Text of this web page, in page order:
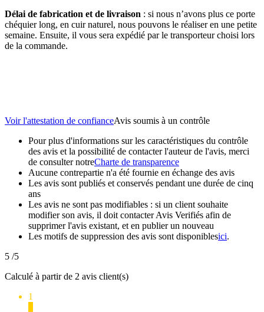
Délai de fabrication et de livraison : si nous n’avons plus ce porte
chéquier long, en cuir naturel, nous pouvons le réaliser en une petite
semaine. Ensuite, il vous sera expédié par le transporteur choisi lors
de la commande.
Voir l'attestation de confianceAvis soumis à un contrôle
Pour plus d'informations sur les caractéristiques du contrôle
des avis et la possibilité de contacter l'auteur de l'avis, merci
de consulter notreCharte de transparence
Aucune contrepartie n'a été fournie en échange des avis
Les avis sont publiés et conservés pendant une durée de cinq
ans
Les avis ne sont pas modifiables : si un client souhaite
modifier son avis, il doit contacter Avis Verifiés afin de
supprimer l'avis existant, et en publier un nouveau
Les motifs de suppression des avis sont disponiblesici.
5 /5
Calculé à partir de 2 avis client(s)
1